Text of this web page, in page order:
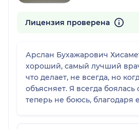
Лицензия проверена
Арслан Бухажарович
хороший, самый лучший
что делает, не всегда, но
объясняет. Я всегда боялась
теперь не боюсь, благодаря